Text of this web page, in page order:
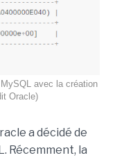
avec la création
Oracle)
a décidé de
Récemment, la